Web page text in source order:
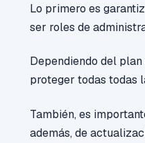
Lo primero es
ser roles de
Dependiendo del
proteger todas todas
También, es
además, de